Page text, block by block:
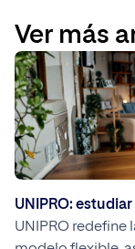
Ver más
UNIPRO:
UNIPRO redefine